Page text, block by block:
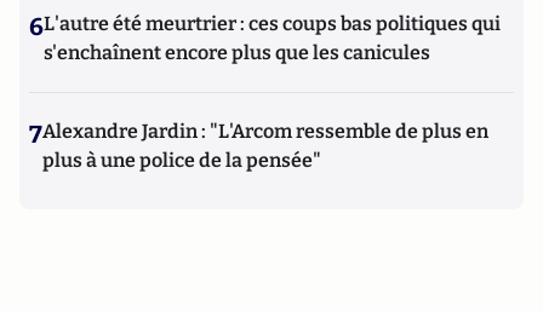
6L'autre été meurtrier : ces coups bas politiques qui
s'enchaînent encore plus que les canicules
7Alexandre Jardin : "L'Arcom ressemble de plus en
plus à une police de la pensée"